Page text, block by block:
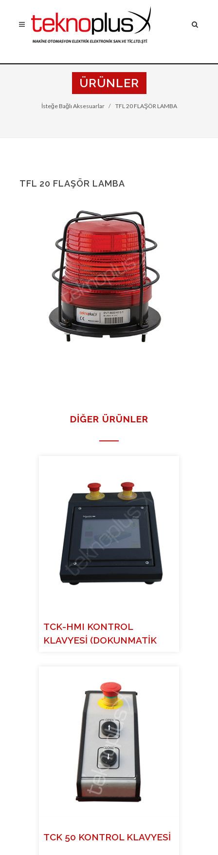
ÜRÜNLER
İsteğe Bağlı Aksesuarlar TFL 20 FLAŞÖR LAMBA
TFL 20 FLAŞÖR LAMBA
DIĞER ÜRÜNLER
TCK-HMI KONTROL
KLAVYESİ (DOKUNMATİK
TCK 50 KONTROL KLAVYESİ